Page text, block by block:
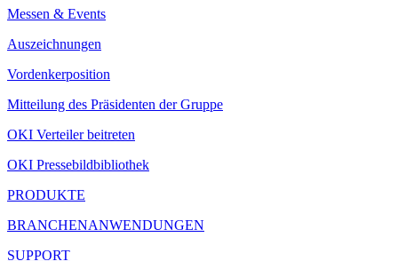
Messen & Events
Auszeichnungen
Vordenkerposition
Mitteilung des Präsidenten der Gruppe
OKI Verteiler beitreten
OKI Pressebildbibliothek
PRODUKTE
BRANCHENANWENDUNGEN
SUPPORT